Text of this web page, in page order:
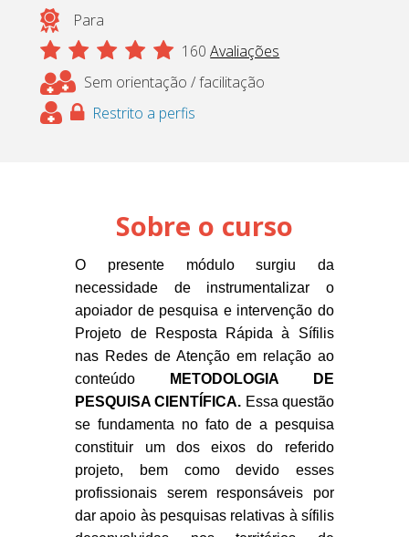
Para
160 Avaliações
Sem orientação / facilitação
Restrito a perfis
Sobre o curso
O presente módulo surgiu da
necessidade de instrumentalizar o
apoiador de pesquisa e intervenção do
Projeto de Resposta Rápida à Sífilis
nas Redes de Atenção em relação ao
conteúdo
METODOLOGIA DE
PESQUISA CIENTÍFICA. Essa questão
se fundamenta no fato de a pesquisa
constituir um dos eixos do referido
projeto, bem como devido esses
profissionais serem responsáveis por
dar apoio às pesquisas relativas à sífilis